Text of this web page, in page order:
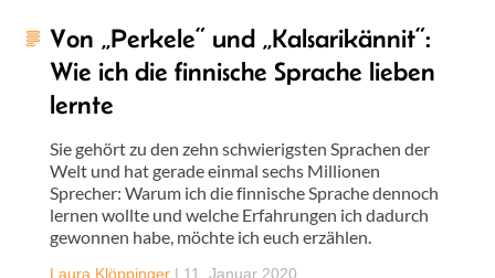
Von „Perkele“ und „Kalsarikännit“:
Wie ich die finnische Sprache lieben
lernte
Sie gehört zu den zehn schwierigsten Sprachen der
Welt und hat gerade einmal sechs Millionen
Sprecher: Warum ich die finnische Sprache dennoch
lernen wollte und welche Erfahrungen ich dadurch
gewonnen habe, möchte ich euch erzählen.
Laura Klöppinger | 11. Januar 2020